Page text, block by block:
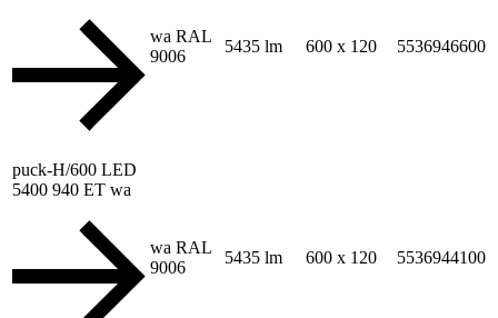
wa RAL
9006
5435 lm 600 x 120 5536946600
puck-H/600 LED
5400 940 ET wa
wa RAL
9006
5435 lm 600 x 120 5536944100